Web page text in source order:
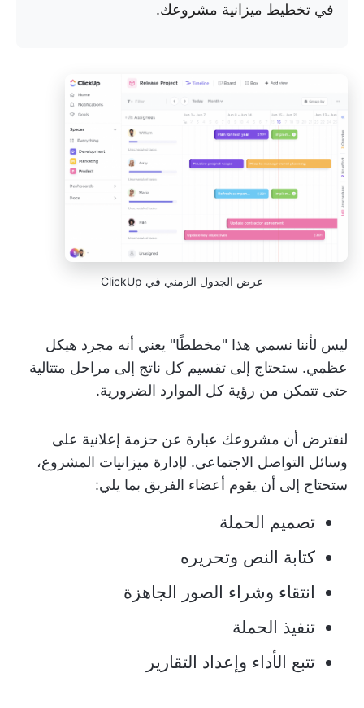
في تخطيط ميزانية مشروعك.
عرض الجدول الزمني في ClickUp
ليس لأننا نسمي هذا "مخططًا" يعني أنه مجرد هيكل
عظمي. ستحتاج إلى تقسيم كل ناتج إلى مراحل متتالية
حتى تتمكن من رؤية كل الموارد الضرورية.
لنفترض أن مشروعك عبارة عن حزمة إعلانية على
وسائل التواصل الاجتماعي. لإدارة ميزانيات المشروع،
ستحتاج إلى أن يقوم أعضاء الفريق بما يلي:
تصميم الحملة
كتابة النص وتحريره
انتقاء وشراء الصور الجاهزة
تنفيذ الحملة
تتبع الأداء وإعداد التقارير